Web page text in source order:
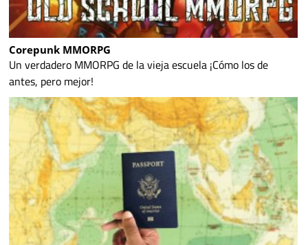
Corepunk MMORPG
Un verdadero MMORPG de la vieja escuela ¡Cómo los de
antes, pero mejor!